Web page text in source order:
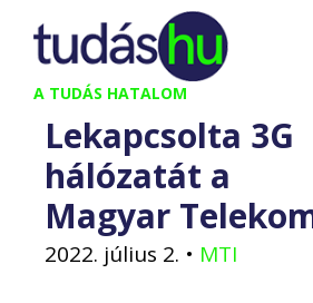
Kilépés
tartalomba
A TUDÁS HATALOM
Lekapcsolta 3G
hálózatát a
Magyar
2022. július 2. • MTI